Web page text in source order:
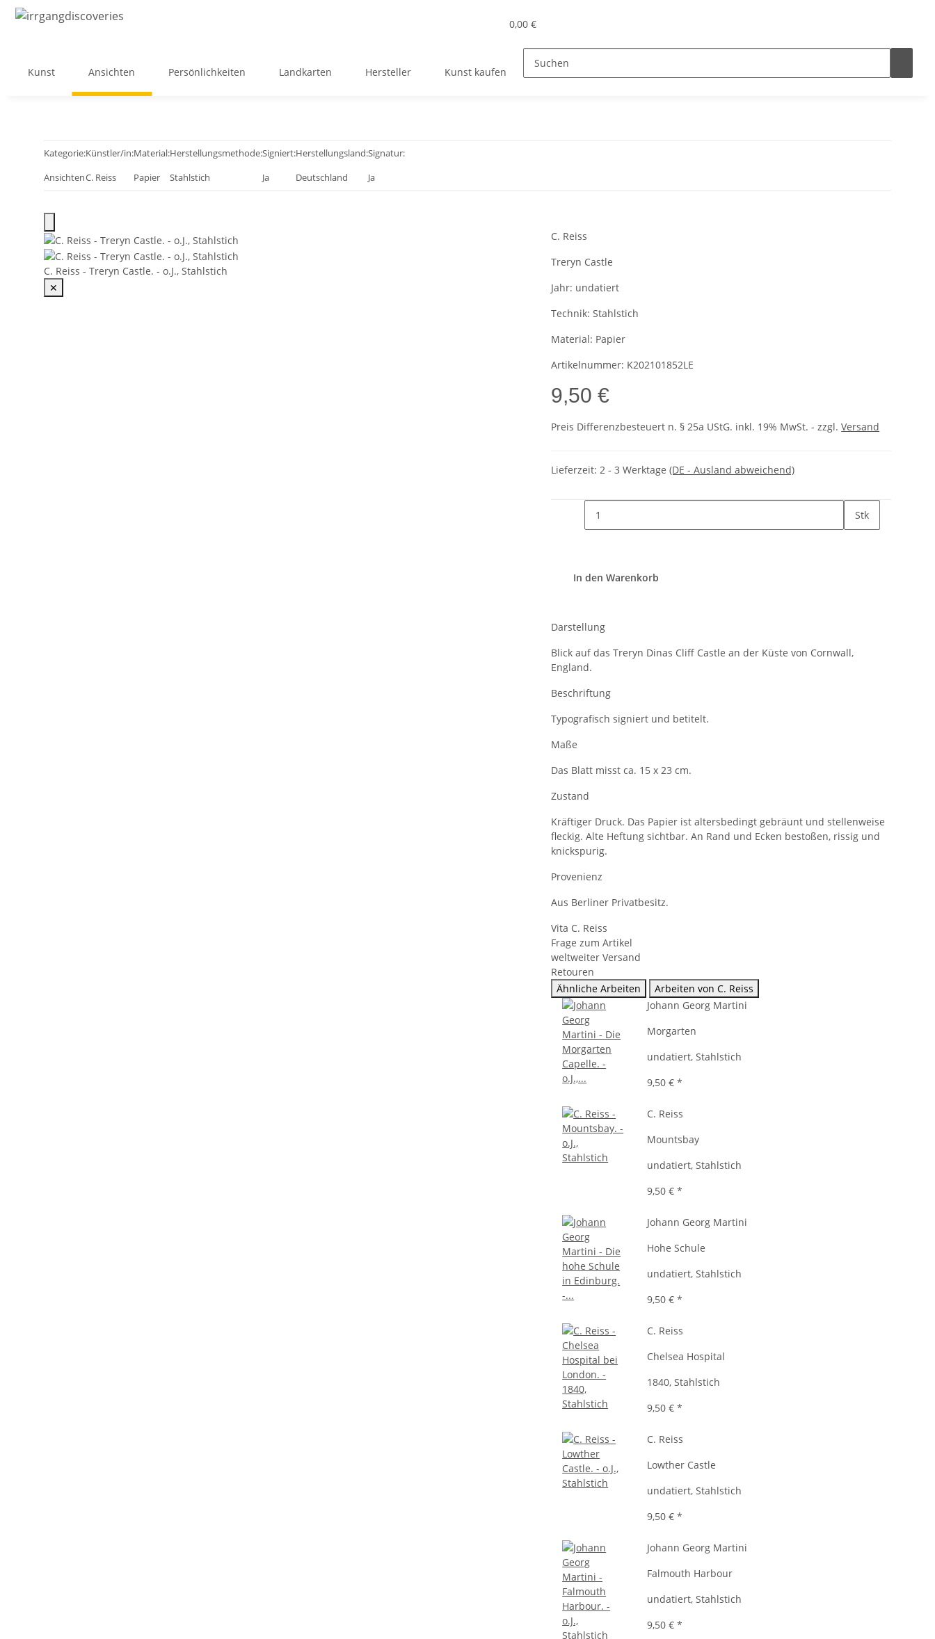
0,00 €
Kunst Ansichten Persönlichkeiten Landkarten Hersteller Kunst kaufen
Kategorie:
Ansichten
Künstler/in:
C. Reiss
Material:
Papier
Herstellungsmethode:
Stahlstich
Signiert:
Ja
Herstellungsland:
Deutschland
Signatur:
Ja
C. Reiss - Treryn Castle. - o.J., Stahlstich
✕
C. Reiss
Treryn Castle
Jahr: undatiert
Technik: Stahlstich
Material: Papier
Artikelnummer: K202101852LE
9,50 €
Preis Differenzbesteuert n. § 25a UStG. inkl. 19% MwSt. - zzgl.Versand
Lieferzeit:2 - 3 Werktage(DE - Ausland abweichend)
Stk
In den Warenkorb
Darstellung
Blick auf das Treryn Dinas Cliff Castle an der Küste von Cornwall,
England.
Beschriftung
Typografisch signiert und betitelt.
Maße
Das Blatt misst ca. 15 x 23 cm.
Zustand
Kräftiger Druck. Das Papier ist altersbedingt gebräunt und stellenweise
fleckig. Alte Heftung sichtbar. An Rand und Ecken bestoßen, rissig und
knickspurig.
Provenienz
Aus Berliner Privatbesitz.
Vita C. Reiss
Frage zum Artikel
weltweiter Versand
Retouren
Ähnliche Arbeiten
Arbeiten von C. Reiss
Johann Georg Martini
Morgarten
undatiert, Stahlstich
9,50 €*
C. Reiss
Mountsbay
undatiert, Stahlstich
9,50 €*
Johann Georg Martini
Hohe Schule
undatiert, Stahlstich
9,50 €*
C. Reiss
Chelsea Hospital
1840, Stahlstich
9,50 €*
C. Reiss
Lowther Castle
undatiert, Stahlstich
9,50 €*
Johann Georg Martini
Falmouth Harbour
undatiert, Stahlstich
9,50 €*